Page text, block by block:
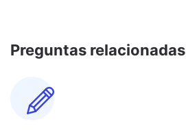
Preguntas relacionadas